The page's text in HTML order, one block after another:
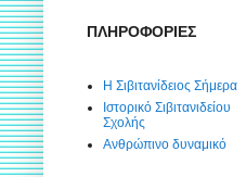
ΠΛΗΡΟΦΟΡΙΕΣ
Η Σιβιτανίδειος Σήμερα
Ιστορικό Σιβιτανιδείου
Σχολής
Ανθρώπινο δυναμικό